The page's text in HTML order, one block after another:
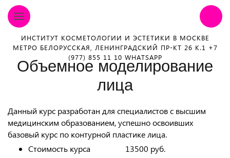
ИНСТИТУТ КОСМЕТОЛОГИИ И ЭСТЕТИКИ В МОСКВЕ
МЕТРО БЕЛОРУССКАЯ, ЛЕНИНГРАДСКИЙ ПР-КТ 26 К.1 +7
(977) 855 11 10 WHATSAPP
Объемное моделирование
лица
Данный курс разработан для специалистов с высшим
медицинским образованием, успешно освоивших
базовый курс по контурной пластике лица.
Стоимость курса 13500 руб.